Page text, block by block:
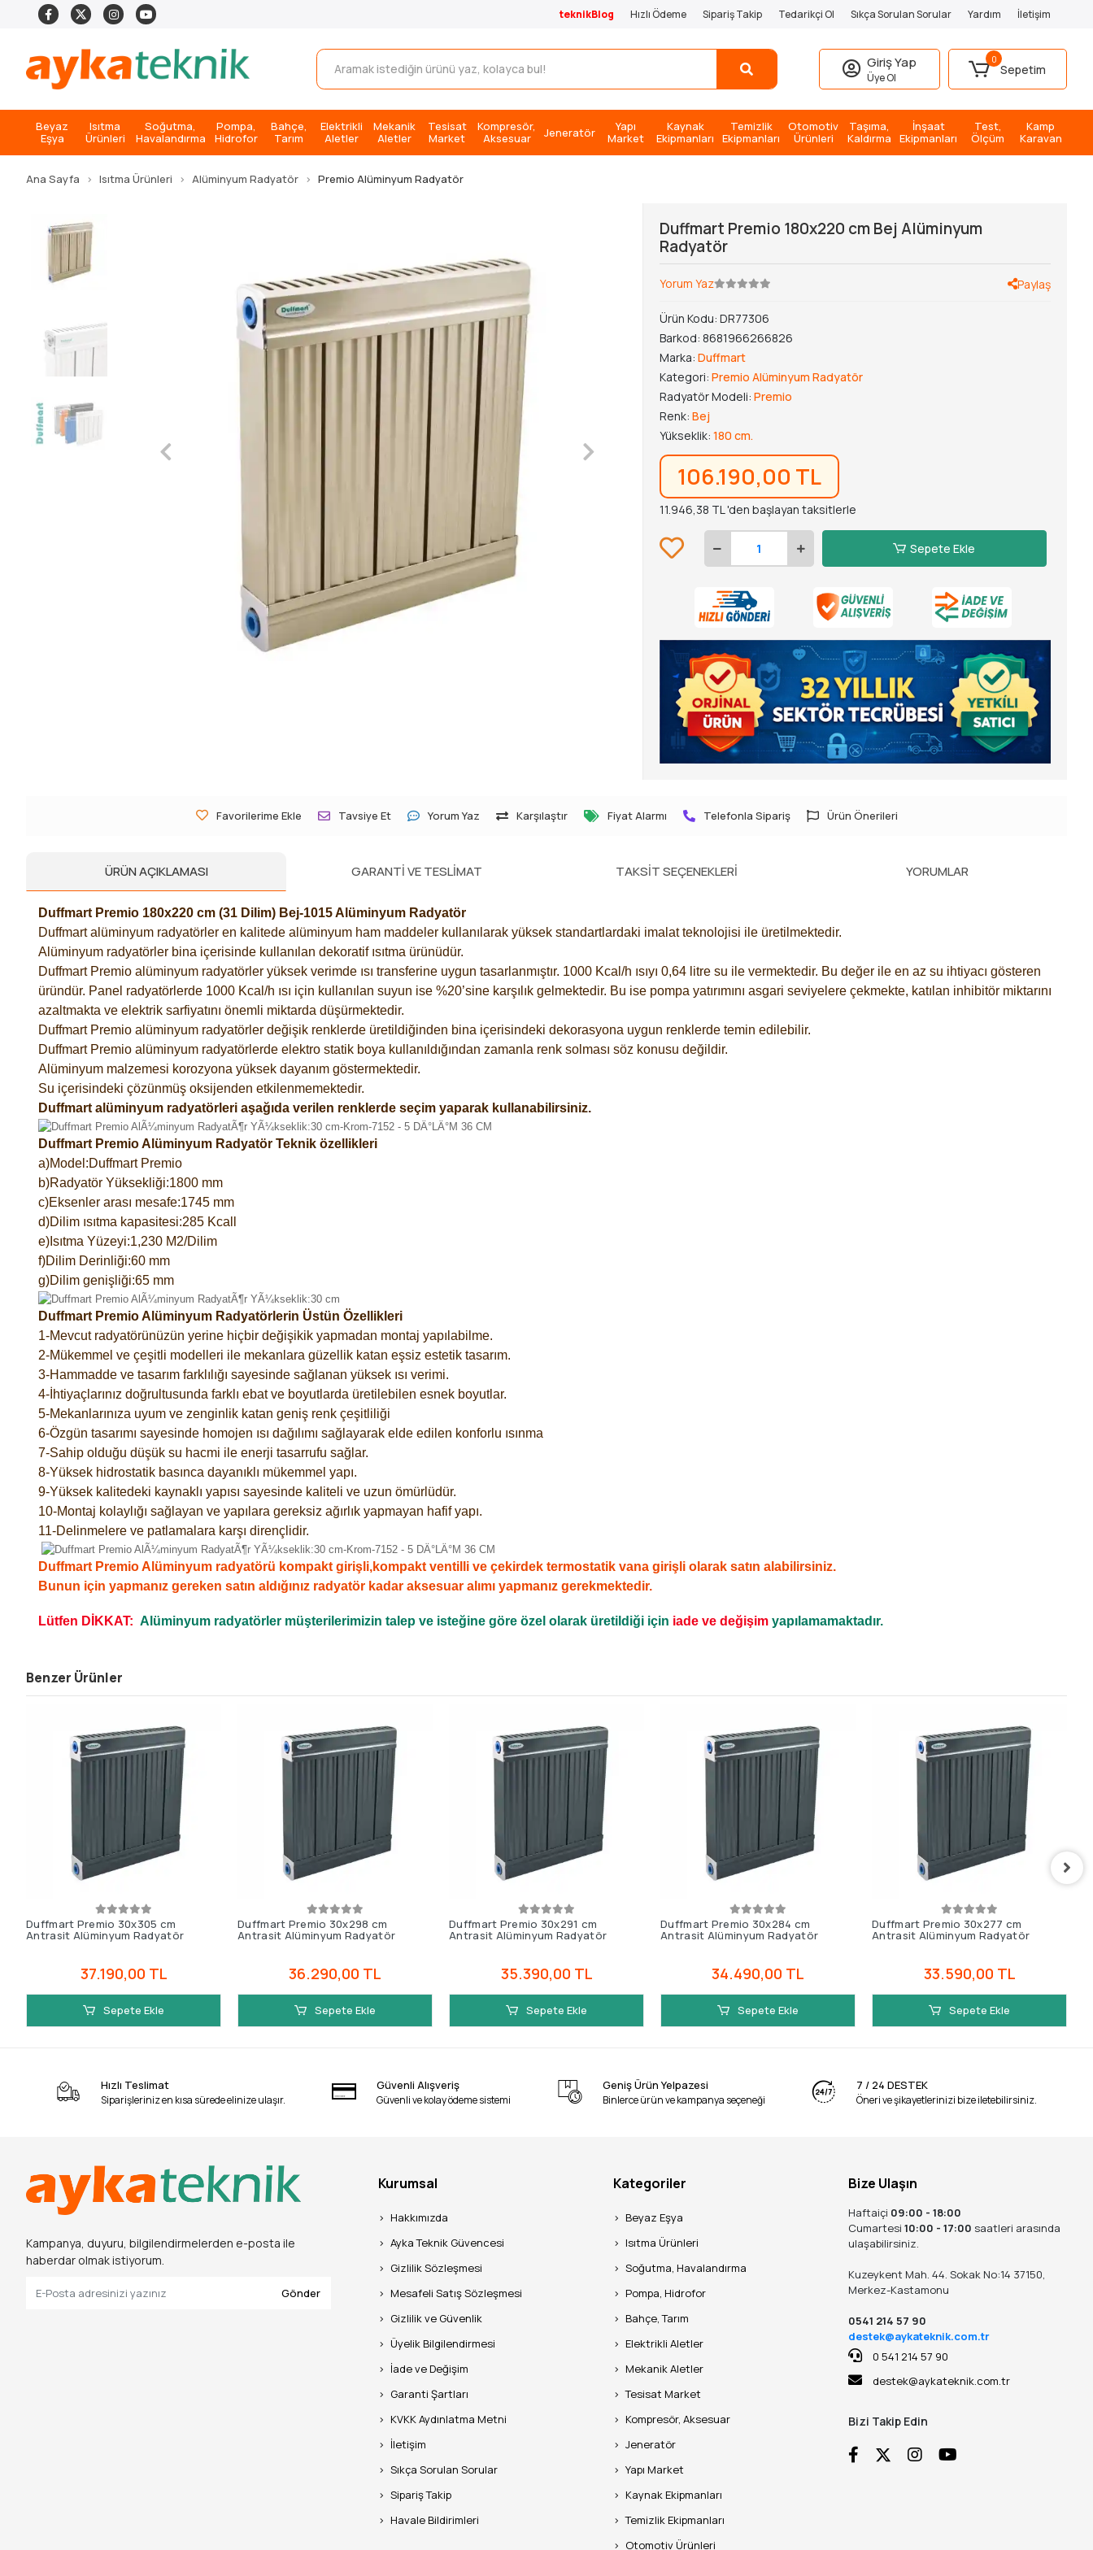
teknikBlog Hızlı Ödeme Sipariş Takip Tedarikçi Ol Sıkça Sorulan Sorular Yardım İletişim
Giriş Yap
Üye Ol
0
Sepetim
Beyaz
Eşya
Isıtma
Ürünleri
Soğutma,
Havalandırma
Pompa,
Hidrofor
Bahçe,
Tarım
Elektrikli
Aletler
Mekanik
Aletler
Tesisat
Market
Kompresör,
Aksesuar
Jeneratör
Yapı
Market
Kaynak
Ekipmanları
Temizlik
Ekipmanları
Otomotiv
Ürünleri
Taşıma,
Kaldırma
İnşaat
Ekipmanları
Test,
Ölçüm
Kamp
Karavan
Ana Sayfa Isıtma Ürünleri Alüminyum Radyatör Premio Alüminyum Radyatör
Duffmart Premio 180x220 cm Bej Alüminyum
Radyatör
Yorum Yaz Paylaş
Ürün Kodu:DR77306
Barkod: 8681966266826
Marka:Duffmart
Kategori:Premio Alüminyum Radyatör
Radyatör Modeli:Premio
Renk:Bej
Yükseklik:180 cm.
106.190,00 TL
11.946,38 TL 'den başlayan taksitlerle
Sepete Ekle
Favorilerime Ekle Tavsiye Et Yorum Yaz Karşılaştır Fiyat Alarmı Telefonla Sipariş Ürün Önerileri
ÜRÜN AÇIKLAMASI GARANTI VE TESLIMAT TAKSIT SEÇENEKLERI YORUMLAR
Duffmart Premio 180x220 cm (31 Dilim) Bej-1015 Alüminyum Radyatör
Duffmart alüminyum radyatörler en kalitede alüminyum ham maddeler kullanılarak yüksek standartlardaki imalat teknolojisi ile üretilmektedir.
Alüminyum radyatörler bina içerisinde kullanılan dekoratif ısıtma ürünüdür.
Duffmart Premio alüminyum radyatörler yüksek verimde ısı transferine uygun tasarlanmıştır. 1000 Kcal/h ısıyı 0,64 litre su ile vermektedir. Bu değer ile en az su ihtiyacı gösteren
üründür. Panel radyatörlerde 1000 Kcal/h ısı için kullanılan suyun ise %20’sine karşılık gelmektedir. Bu ise pompa yatırımını asgari seviyelere çekmekte, katılan inhibitör miktarını
azaltmakta ve elektrik sarfiyatını önemli miktarda düşürmektedir.
Duffmart Premio alüminyum radyatörler değişik renklerde üretildiğinden bina içerisindeki dekorasyona uygun renklerde temin edilebilir.
Duffmart Premio alüminyum radyatörlerde elektro statik boya kullanıldığından zamanla renk solması söz konusu değildir.
Alüminyum malzemesi korozyona yüksek dayanım göstermektedir.
Su içerisindeki çözünmüş oksijenden etkilenmemektedir.
Duffmart alüminyum radyatörleri aşağıda verilen renklerde seçim yaparak kullanabilirsiniz.
Duffmart Premio Alüminyum Radyatör Teknik özellikleri
a)Model:Duffmart Premio
b)Radyatör Yüksekliği:1800 mm
c)Eksenler arası mesafe:1745 mm
d)Dilim ısıtma kapasitesi:285 Kcall
e)Isıtma Yüzeyi:1,230 M2/Dilim
f)Dilim Derinliği:60 mm
g)Dilim genişliği:65 mm
Duffmart Premio Alüminyum Radyatörlerin Üstün Özellikleri
1-Mevcut radyatörünüzün yerine hiçbir değişikik yapmadan montaj yapılabilme.
2-Mükemmel ve çeşitli modelleri ile mekanlara güzellik katan eşsiz estetik tasarım.
3-Hammadde ve tasarım farklılığı sayesinde sağlanan yüksek ısı verimi.
4-İhtiyaçlarınız doğrultusunda farklı ebat ve boyutlarda üretilebilen esnek boyutlar.
5-Mekanlarınıza uyum ve zenginlik katan geniş renk çeşitliliği
6-Özgün tasarımı sayesinde homojen ısı dağılımı sağlayarak elde edilen konforlu ısınma
7-Sahip olduğu düşük su hacmi ile enerji tasarrufu sağlar.
8-Yüksek hidrostatik basınca dayanıklı mükemmel yapı.
9-Yüksek kalitedeki kaynaklı yapısı sayesinde kaliteli ve uzun ömürlüdür.
10-Montaj kolaylığı sağlayan ve yapılara gereksiz ağırlık yapmayan hafif yapı.
11-Delinmelere ve patlamalara karşı dirençlidir.
Duffmart Premio Alüminyum radyatörü kompakt girişli,kompakt ventilli ve çekirdek termostatik vana girişli olarak satın alabilirsiniz.
Bunun için yapmanız gereken satın aldığınız radyatör kadar aksesuar alımı yapmanız gerekmektedir.
Lütfen DİKKAT: Alüminyum radyatörler müşterilerimizin talep ve isteğine göre özel olarak üretildiği için iade ve değişim yapılamamaktadır.
Benzer Ürünler
Duffmart Premio 30x305 cm
Antrasit Alüminyum Radyatör
37.190,00 TL
Sepete Ekle
Duffmart Premio 30x298 cm
Antrasit Alüminyum Radyatör
36.290,00 TL
Sepete Ekle
Duffmart Premio 30x291 cm
Antrasit Alüminyum Radyatör
35.390,00 TL
Sepete Ekle
Duffmart Premio 30x284 cm
Antrasit Alüminyum Radyatör
34.490,00 TL
Sepete Ekle
Duffmart Premio 30x277 cm
Antrasit Alüminyum Radyatör
33.590,00 TL
Sepete Ekle
Hızlı Teslimat
Siparişleriniz en kısa sürede elinize ulaşır.
Güvenli Alışveriş
Güvenli ve kolay ödeme sistemi
Geniş Ürün Yelpazesi
Binlerce ürün ve kampanya seçeneği
7 / 24 DESTEK
Öneri ve şikayetlerinizi bize iletebilirsiniz.
Kampanya, duyuru, bilgilendirmelerden e-posta ile
haberdar olmak istiyorum.
Gönder
Kurumsal
Hakkımızda
Ayka Teknik Güvencesi
Gizlilik Sözleşmesi
Mesafeli Satış Sözleşmesi
Gizlilik ve Güvenlik
Üyelik Bilgilendirmesi
İade ve Değişim
Garanti Şartları
KVKK Aydınlatma Metni
İletişim
Sıkça Sorulan Sorular
Sipariş Takip
Havale Bildirimleri
Kategoriler
Beyaz Eşya
Isıtma Ürünleri
Soğutma, Havalandırma
Pompa, Hidrofor
Bahçe, Tarım
Elektrikli Aletler
Mekanik Aletler
Tesisat Market
Kompresör, Aksesuar
Jeneratör
Yapı Market
Kaynak Ekipmanları
Temizlik Ekipmanları
Otomotiv Ürünleri
Bize Ulaşın
Haftaiçi 09:00 - 18:00
Cumartesi10:00 - 17:00 saatleri arasında
ulaşabilirsiniz.
Kuzeykent Mah. 44. Sokak No:14 37150,
Merkez-Kastamonu
0541 214 57 90
destek@aykateknik.com.tr
0 541 214 57 90
destek@aykateknik.com.tr
Bizi Takip Edin